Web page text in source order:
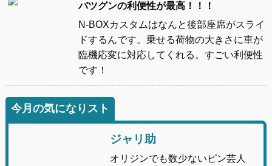
バツグンの利便性が最高！！！
N-BOXカスタムはなんと後部座席がスライ
ドするんです。乗せる荷物の大きさに車が
臨機応変に対応してくれる。すごい利便性
です！
今月の気になりスト
ジャリ助
オリジンでも数少ないピン芸人